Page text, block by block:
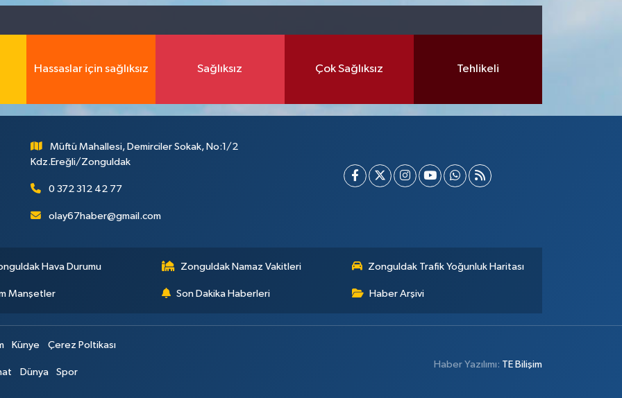
Hassaslar için sağlıksız Sağlıksız Çok Sağlıksız Tehlikeli
Müftü Mahallesi, Demirciler Sokak, No:1/2
Kdz.Ereğli/Zonguldak
0 372 312 42 77
olay67haber@gmail.com
Hava Durumu Zonguldak Namaz Vakitleri Zonguldak Trafik Yoğunluk Haritası
Manşetler Son Dakika Haberleri Haber Arşivi
Künye Çerez Poltikası
Dünya Spor
Haber Yazılımı: TE Bilişim